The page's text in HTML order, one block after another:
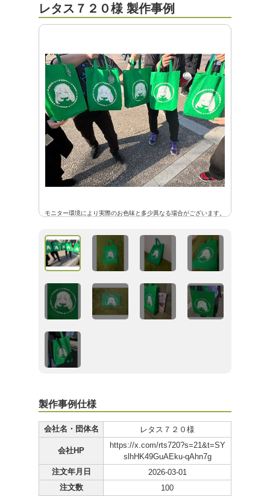
レタス７２０様 製作事例
モニター環境により実際のお色味と多少異なる場合がございます。
製作事例仕様
会社名・団体名 レタス７２０様
会社HP
https://x.com/rts720?s=21&t=SY
slhHK49GuAEku-qAhn7g
注文年月日
2026-03-01
注文数
100